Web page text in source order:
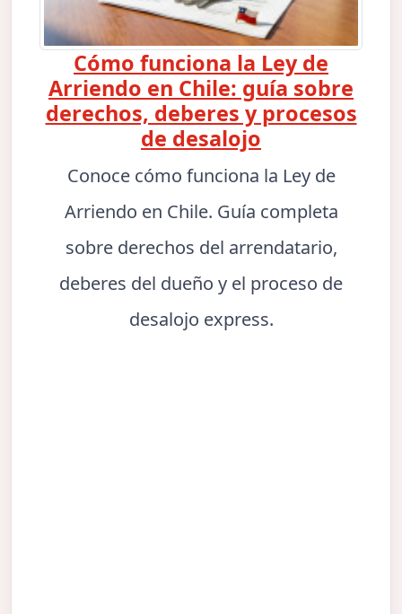
Cómo funciona la Ley de
Arriendo en Chile: guía sobre
derechos, deberes y procesos
de desalojo
Conoce cómo funciona la Ley de
Arriendo en Chile. Guía completa
sobre derechos del arrendatario,
deberes del dueño y el proceso de
desalojo express.